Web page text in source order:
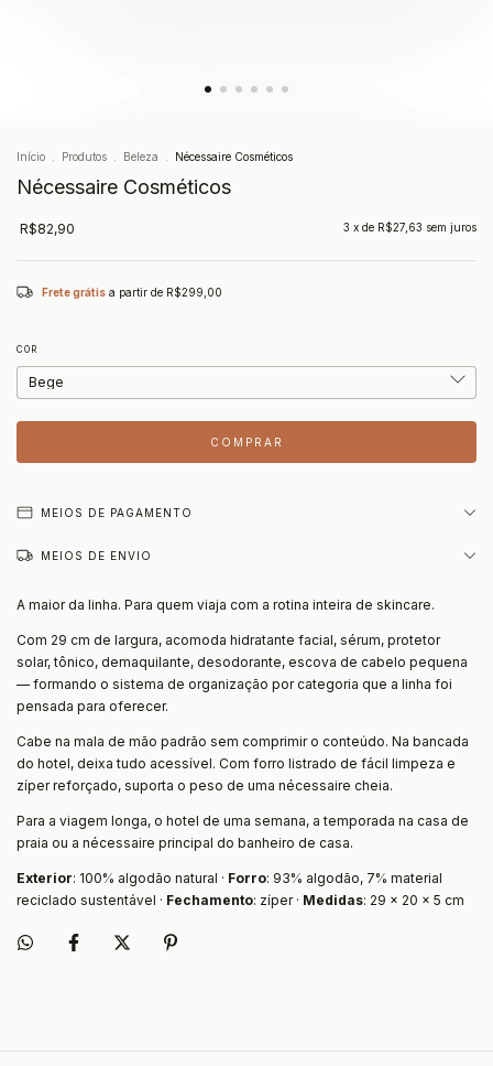
Início Produtos Beleza Nécessaire Cosméticos
Nécessaire Cosméticos
R$82,90 3 x de R$27,63 sem juros
Frete grátis a partir de R$299,00
COR
MEIOS DE PAGAMENTO
MEIOS DE ENVIO
A maior da linha. Para quem viaja com a rotina inteira de skincare.
Com 29 cm de largura, acomoda hidratante facial, sérum, protetor
solar, tônico, demaquilante, desodorante, escova de cabelo pequena
— formando o sistema de organização por categoria que a linha foi
pensada para oferecer.
Cabe na mala de mão padrão sem comprimir o conteúdo. Na bancada
do hotel, deixa tudo acessível. Com forro listrado de fácil limpeza e
zíper reforçado, suporta o peso de uma nécessaire cheia.
Para a viagem longa, o hotel de uma semana, a temporada na casa de
praia ou a nécessaire principal do banheiro de casa.
Exterior: 100% algodão natural · Forro: 93% algodão, 7% material
reciclado sustentável · Fechamento: zíper · Medidas: 29 × 20 × 5 cm